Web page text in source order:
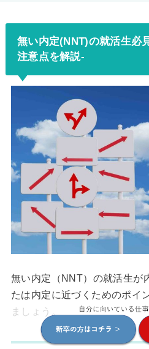
無い内定(NNT)の就活生必
注意点を解説-
無い内定（NNT）の就活生が
たは内定に近づくためのポイ
ましょう。